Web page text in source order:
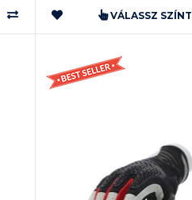
VÁLASSZ SZÍNT